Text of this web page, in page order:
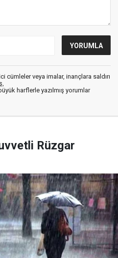
cümleler veya imalar, inançlara saldırı
harflerle yazılmış yorumlar
Rüzgar